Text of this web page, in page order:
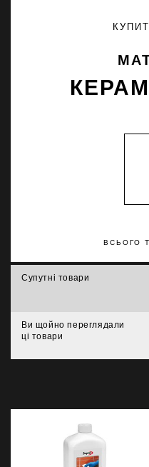
ВСЬОГО
Супутні товари
Ви щойно переглядали
ці товари